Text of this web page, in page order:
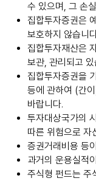
수 있으며, 그 손
집합투자증권은
보호하지 않습니
집합투자재산은
보관, 관리되고 있
집합투자증권을
등에 관하여 (간
바랍니다.
투자대상국가의
따른 위험으로 자
증권거래비용 등
과거의 운용실적
주식형 펀드는 주